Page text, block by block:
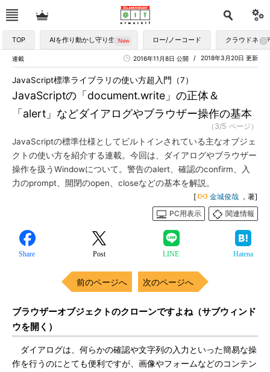
TOP AIを作り動かし守り生かす ロー/ノーコード クラウドネイ
連載 2018年3月20日 更新
2016年11月8日 公開
JavaScriptの「document.write」の正体＆
「alert」などダイアログやブラウザー操作の基本
JavaScript標準ライブラリの使い方超入門（7）
（3/5 ページ）
JavaScriptの標準仕様としてビルトインされている主なオブジェ
クトの使い方を紹介する連載。今回は、ダイアログやブラウザー
操作を扱うWindowについて。警告のalert、確認のconfirm、入
力のprompt、開閉のopen、closeなどの基本を解説。
[ 金城俊哉 ，著]
PC用表示
関連情報
Share Post LINE Hatena
前のページへ 次のページへ
ブラウザーオブジェクトのクローンですよね（サブウィンド
ウを開く）
ダイアログは、何らかの確認や文字列の入力といった簡易な操
作を行うのにとても便利ですが、画像やフォームなどのコンテン